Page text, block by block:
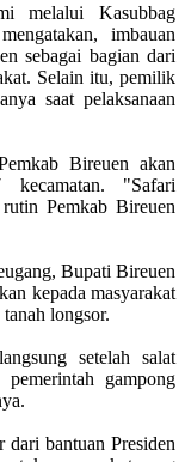
melalui Kasubbag
imbauan
sebagai bagian dari
Selain itu, pemilik
saat pelaksanaan
Bireuen akan
kecamatan. "Safari
Pemkab Bireuen
Bupati Bireuen
kepada masyarakat
longsor.
setelah salat
gampong
dari bantuan Presiden